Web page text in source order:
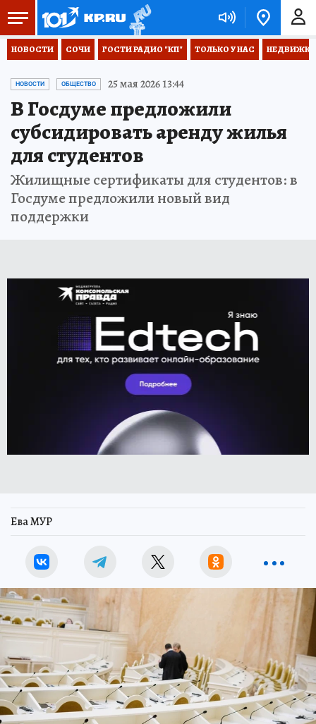
НОВОСТИ СОЧИ ГОСТИ РАДИО "КП" ТОЛЬКО У НАС НЕДВИЖКА
НОВОСТИ ОБЩЕСТВО 25 мая 2026 13:44
В Госдуме предложили
субсидировать аренду жилья
для студентов
Жилищные сертификаты для студентов: в
Госдуме предложили новый вид
поддержки
Ева МУР